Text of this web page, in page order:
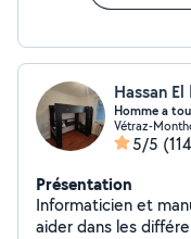
Hassan
Homme a
Vétraz-
5/5
Présentation
Informaticien et
aider dans les